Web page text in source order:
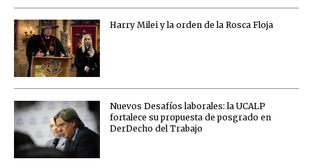
Harry Milei y la orden de la Rosca Floja
Nuevos Desafíos laborales: la UCALP
fortalece su propuesta de posgrado en
DerDecho del Trabajo